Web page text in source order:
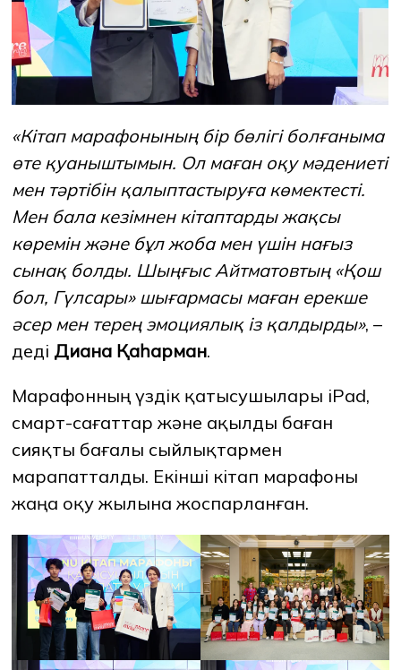
«Кітап марафонының бір бөлігі болғаныма
өте қуаныштымын. Ол маған оқу мәдениеті
мен тәртібін қалыптастыруға көмектесті.
Мен бала кезімнен кітаптарды жақсы
көремін және бұл жоба мен үшін нағыз
сынақ болды. Шыңғыс Айтматовтың «Қош
бол, Гүлсары» шығармасы маған ерекше
әсер мен терең эмоциялық із қалдырды», –
деді Диана Қаһарман.
Марафонның үздік қатысушылары iPad,
смарт-сағаттар және ақылды баған
сияқты бағалы сыйлықтармен
марапатталды. Екінші кітап марафоны
жаңа оқу жылына жоспарланған.